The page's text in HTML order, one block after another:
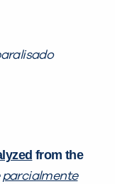
from the
parcialmente